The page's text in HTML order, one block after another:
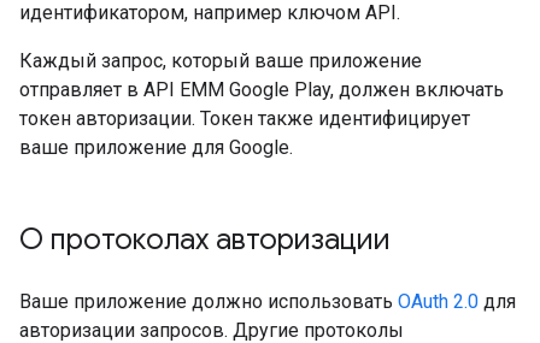
идентификатором, например ключом API.
Каждый запрос, который ваше приложение
отправляет в API EMM Google Play, должен включать
токен авторизации. Токен также идентифицирует
ваше приложение для Google.
О протоколах авторизации
Ваше приложение должно использовать OAuth 2.0 для
авторизации запросов. Другие протоколы